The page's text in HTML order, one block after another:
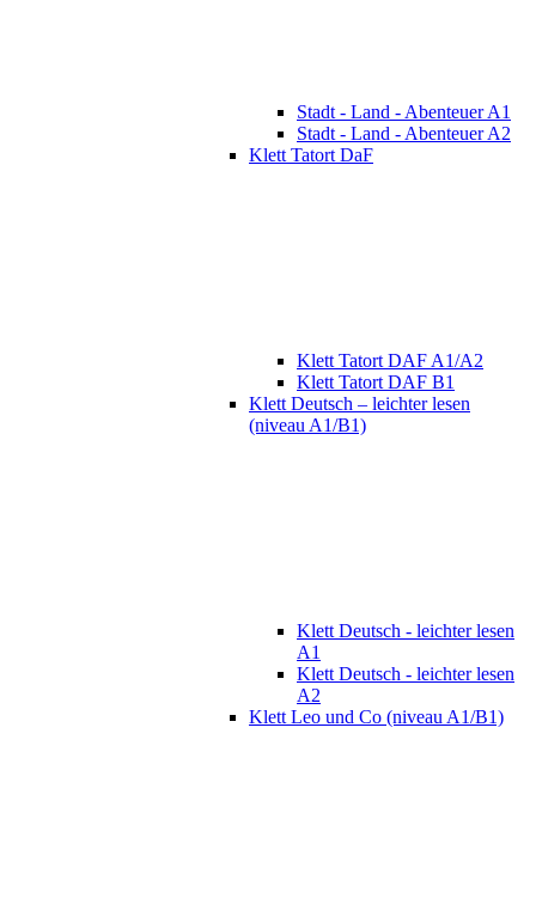
Stadt - Land - Abenteuer A1
Stadt - Land - Abenteuer A2
Klett Tatort DaF
Klett Tatort DAF A1/A2
Klett Tatort DAF B1
Klett Deutsch – leichter lesen
(niveau A1/B1)
Klett Deutsch - leichter lesen
A1
Klett Deutsch - leichter lesen
A2
Klett Leo und Co (niveau A1/B1)